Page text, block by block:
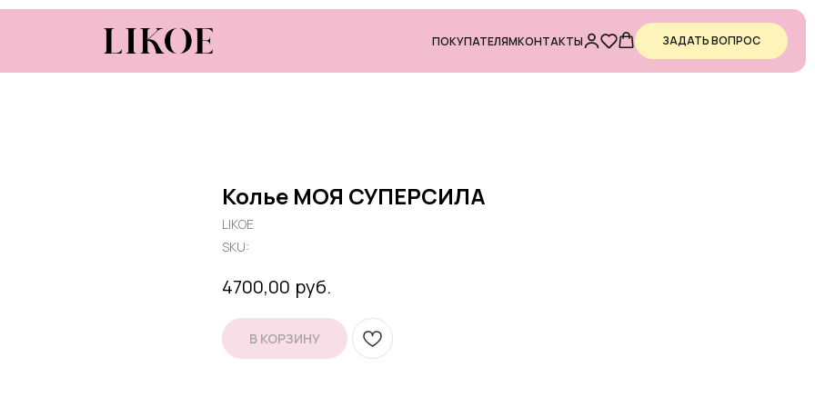
Колье МОЯ СУПЕРСИЛА
LIKOE
SKU:
4700,00 руб.
В КОРЗИНУ
ПОКУПАТЕЛЯМКОНТАКТЫ ЗАДАТЬ ВОПРОС